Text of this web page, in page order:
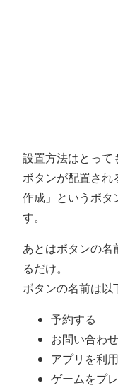
設置方法はとって
ボタンが配置され
作成」というボタ
す。
あとはボタンの名
るだけ。
ボタンの名前は以
予約する
お問い合わせ
アプリを利用
ゲームをプ